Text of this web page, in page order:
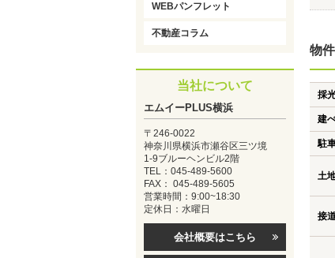
物
採
建
駐
土
接
WEBパンフレット
不動産コラム
当社について
エムイーPLUS横浜
〒246-0022
神奈川県横浜市瀬谷区三ツ境
1-9ブルーヘンビル2階
TEL：045-489-5600
FAX： 045-489-5605
営業時間：9:00~18:30
定休日：水曜日
会社概要はこちら